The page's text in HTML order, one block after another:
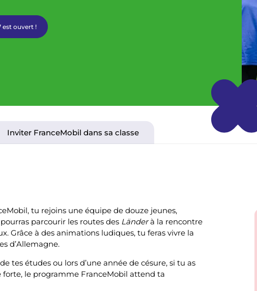
est ouvert !
Inviter FranceMobil dans sa classe
tu rejoins une équipe de douze jeunes,
parcourir les routes des Länderà la rencontre
Grâce à des animations ludiques, tu feras vivre la
d’Allemagne.
tes études ou lors d’une année de césure, si tu as
le programme FranceMobil attend ta